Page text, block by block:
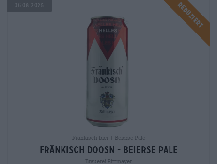
Reduziert
06.08.2025
Frankisch bier | Beierse Pale
fränkisch doosn - Beierse Pale
Brauerei Rittmayer